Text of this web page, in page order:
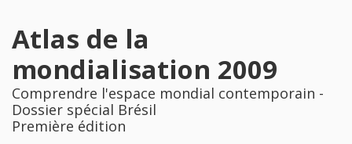
Atlas de la
mondialisation 2009
Comprendre l'espace mondial contemporain -
Dossier spécial Brésil
Première édition